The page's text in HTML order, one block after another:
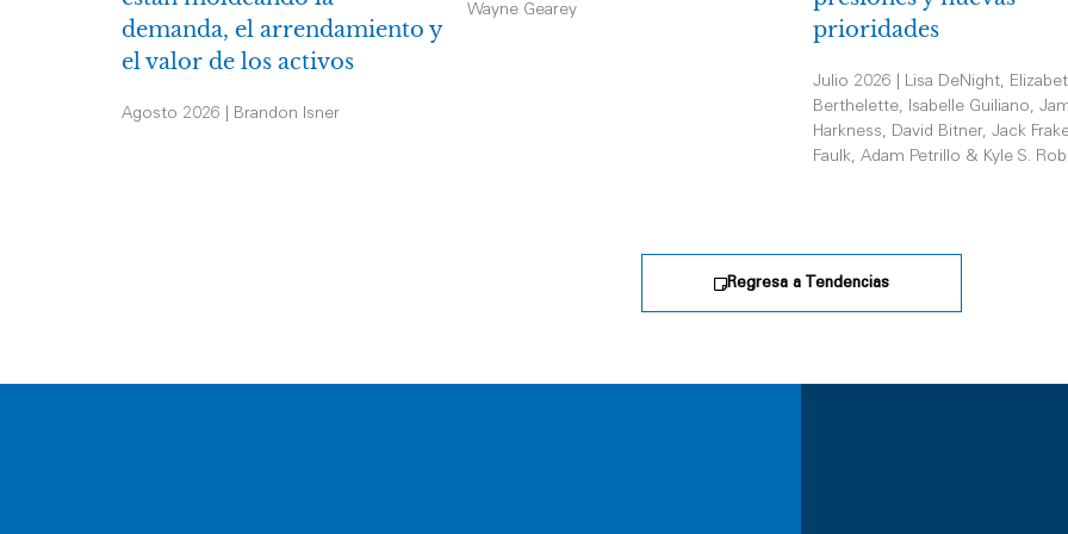
demanda, el arrendamiento y
el valor de los activos
Agosto 2026 | Brandon Isner
Wayne Gearey
prioridades
Julio 2026 | Lisa DeNight,
Berthelette, Isabelle Guiliano,
Harkness, David Bitner, Jack
Faulk, Adam Petrillo & Kyle S.
Regresa a Tendencias